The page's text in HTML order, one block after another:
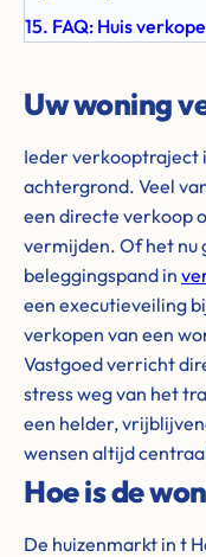
15. FAQ: Huis
Uw woning
Ieder verkooptraject
achtergrond. Veel
een directe verkoop
vermijden. Of het nu
beleggingspand in
een executieveiling
verkopen van een
Vastgoed verricht
stress weg van het
een helder,
wensen altijd
Hoe is de
De huizenmarkt in t